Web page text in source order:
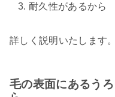
耐久性があるから
詳しく説明いたします。
毛の表面にあるう